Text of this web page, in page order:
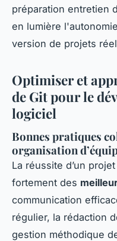
préparation entretien
en lumière
version de projets
Optimiser et
de Git pour le
logiciel
Bonnes pratiques
organisation
La réussite d’un
fortement des
communication
régulier, la rédaction
gestion méthodique